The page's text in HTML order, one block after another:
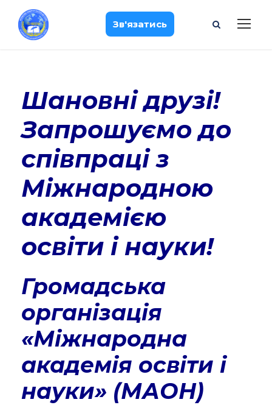
Зв'язатись
Шановні друзі!
Запрошуємо до
співпраці з
Міжнародною
академією
освіти і науки!
Громадська
організація
«Міжнародна
академія освіти і
науки» (МАОН)